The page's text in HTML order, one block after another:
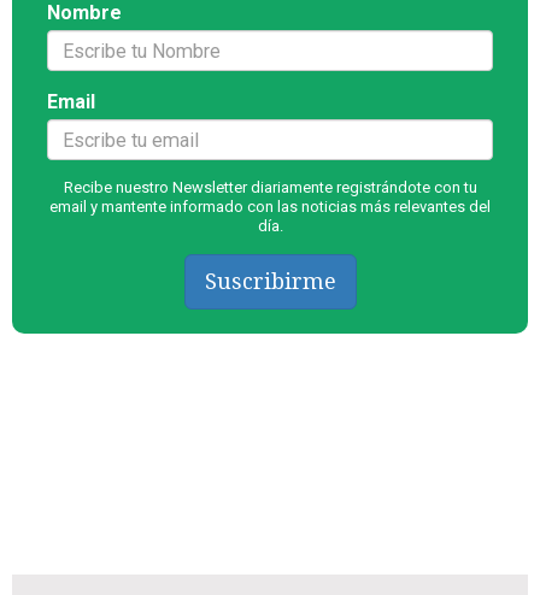
Nombre
Email
Recibe nuestro Newsletter diariamente registrándote con tu
email y mantente informado con las noticias más relevantes del
día.
Suscribirme